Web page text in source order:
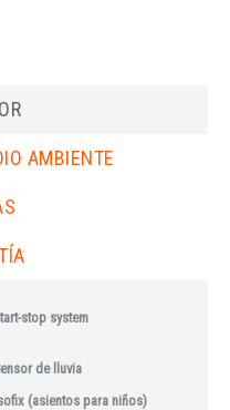
AMBIENTE
stop system
de lluvia
(asientos para niños)